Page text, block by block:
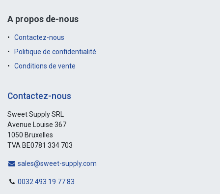
A propos de-nous
Contactez-nous
Politique de confidentialité
Conditions de vente
Contactez-nous
Sweet Supply SRL
Avenue Louise 367
1050 Bruxelles
TVA BE0781 334 703
sales@sweet-supply.com
0032 493 19 77 83